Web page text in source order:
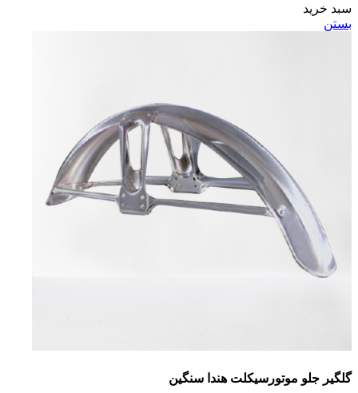
سبد خرید
بستن
گلگیر جلو موتورسیکلت هندا سنگین